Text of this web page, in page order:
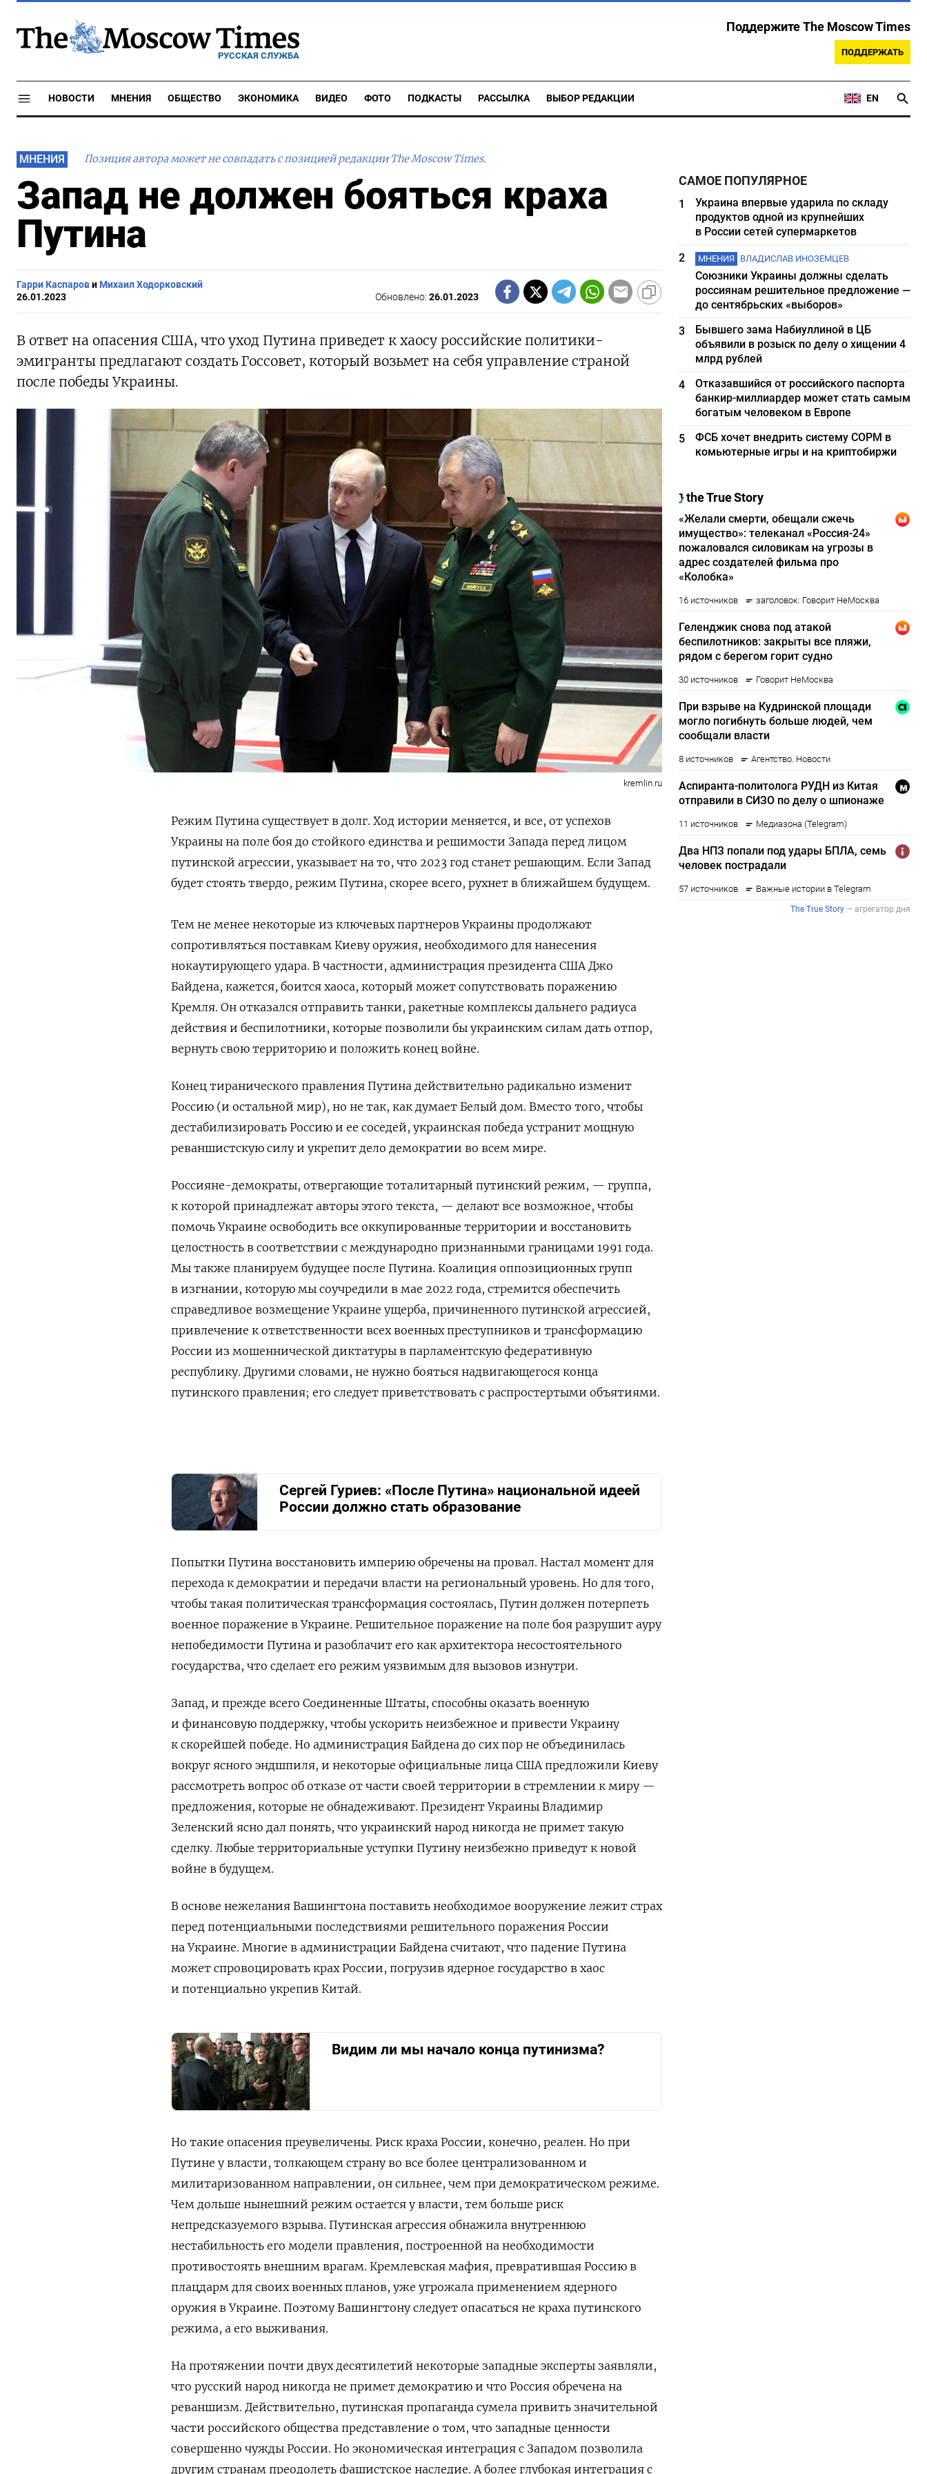
РУССКАЯ СЛУЖБА
Поддержите The Moscow Times
ПОДДЕРЖАТЬ
НОВОСТИ МНЕНИЯ ОБЩЕСТВО ЭКОНОМИКА ВИДЕО ФОТО ПОДКАСТЫ РАССЫЛКА ВЫБОР РЕДАКЦИИ EN
МНЕНИЯ Позиция автора может не совпадать с позицией редакции The Moscow Times.
Запад не должен бояться краха
Путина
Гарри Каспарови Михаил Ходорковский
26.01.2023
Обновлено:26.01.2023
В ответ на опасения США, что уход Путина приведет к хаосу российские политики-
эмигранты предлагают создать Госсовет, который возьмет на себя управление страной
после победы Украины.
kremlin.ru
Режим Путина существует в долг. Ход истории меняется, и все, от успехов
Украины на поле боя до стойкого единства и решимости Запада перед лицом
путинской агрессии, указывает на то, что 2023 год станет решающим. Если Запад
будет стоять твердо, режим Путина, скорее всего, рухнет в ближайшем будущем.
Тем не менее некоторые из ключевых партнеров Украины продолжают
сопротивляться поставкам Киеву оружия, необходимого для нанесения
нокаутирующего удара. В частности, администрация президента США Джо
Байдена, кажется, боится хаоса, который может сопутствовать поражению
Кремля. Он отказался отправить танки, ракетные комплексы дальнего радиуса
действия и беспилотники, которые позволили бы украинским силам дать отпор,
вернуть свою территорию и положить конец войне.
Конец тиранического правления Путина действительно радикально изменит
Россию (и остальной мир), но не так, как думает Белый дом. Вместо того, чтобы
дестабилизировать Россию и ее соседей, украинская победа устранит мощную
реваншистскую силу и укрепит дело демократии во всем мире.
Россияне-демократы, отвергающие тоталитарный путинский режим, — группа,
к которой принадлежат авторы этого текста, — делают все возможное, чтобы
помочь Украине освободить все оккупированные территории и восстановить
целостность в соответствии с международно признанными границами 1991 года.
Мы также планируем будущее после Путина. Коалиция оппозиционных групп
в изгнании, которую мы соучредили в мае 2022 года, стремится обеспечить
справедливое возмещение Украине ущерба, причиненного путинской агрессией,
привлечение к ответственности всех военных преступников и трансформацию
России из мошеннической диктатуры в парламентскую федеративную
республику. Другими словами, не нужно бояться надвигающегося конца
путинского правления; его следует приветствовать с распростертыми объятиями.
Сергей Гуриев: «После Путина» национальной идеей
России должно стать образование
Попытки Путина восстановить империю обречены на провал. Настал момент для
перехода к демократии и передачи власти на региональный уровень. Но для того,
чтобы такая политическая трансформация состоялась, Путин должен потерпеть
военное поражение в Украине. Решительное поражение на поле боя разрушит ауру
непобедимости Путина и разоблачит его как архитектора несостоятельного
государства, что сделает его режим уязвимым для вызовов изнутри.
Запад, и прежде всего Соединенные Штаты, способны оказать военную
и финансовую поддержку, чтобы ускорить неизбежное и привести Украину
к скорейшей победе. Но администрация Байдена до сих пор не объединилась
вокруг ясного эндшпиля, и некоторые официальные лица США предложили Киеву
рассмотреть вопрос об отказе от части своей территории в стремлении к миру —
предложения, которые не обнадеживают. Президент Украины Владимир
Зеленский ясно дал понять, что украинский народ никогда не примет такую
сделку. Любые территориальные уступки Путину неизбежно приведут к новой
войне в будущем.
В основе нежелания Вашингтона поставить необходимое вооружение лежит страх
перед потенциальными последствиями решительного поражения России
на Украине. Многие в администрации Байдена считают, что падение Путина
может спровоцировать крах России, погрузив ядерное государство в хаос
и потенциально укрепив Китай.
Видим ли мы начало конца путинизма?
Но такие опасения преувеличены. Риск краха России, конечно, реален. Но при
Путине у власти, толкающем страну во все более централизованном и
милитаризованном направлении, он сильнее, чем при демократическом режиме.
Чем дольше нынешний режим остается у власти, тем больше риск
непредсказуемого взрыва. Путинская агрессия обнажила внутреннюю
нестабильность его модели правления, построенной на необходимости
противостоять внешним врагам. Кремлевская мафия, превратившая Россию в
плацдарм для своих военных планов, уже угрожала применением ядерного
оружия в Украине. Поэтому Вашингтону следует опасаться не краха путинского
режима, а его выживания.
На протяжении почти двух десятилетий некоторые западные эксперты заявляли,
что русский народ никогда не примет демократию и что Россия обречена на
реваншизм. Действительно, путинская пропаганда сумела привить значительной
части российского общества представление о том, что западные ценности
совершенно чужды России. Но экономическая интеграция с Западом позволила
другим странам преодолеть фашистское наследие. А более глубокая интеграция с
САМОЕ ПОПУЛЯРНОЕ
1
Украина впервые ударила по складу
продуктов одной из крупнейших
в России сетей супермаркетов
2
МНЕНИЯ ВЛАДИСЛАВ ИНОЗЕМЦЕВ
Союзники Украины должны сделать
россиянам решительное предложение —
до сентябрьских «выборов»
3
Бывшего зама Набиуллиной в ЦБ
объявили в розыск по делу о хищении 4
млрд рублей
4
Отказавшийся от российского паспорта
банкир-миллиардер может стать самым
богатым человеком в Европе
5
ФСБ хочет внедрить систему СОРМ в
комьютерные игры и на криптобиржи